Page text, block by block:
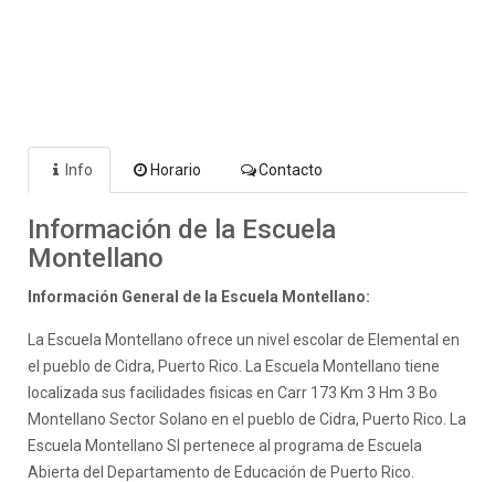
Info Horario Contacto
Información de la Escuela
Montellano
Información General de la Escuela Montellano:
La Escuela Montellano ofrece un nivel escolar de Elemental en
el pueblo de Cidra, Puerto Rico. La Escuela Montellano tiene
localizada sus facilidades fisicas en Carr 173 Km 3 Hm 3 Bo
Montellano Sector Solano en el pueblo de Cidra, Puerto Rico. La
Escuela Montellano SI pertenece al programa de Escuela
Abierta del Departamento de Educación de Puerto Rico.